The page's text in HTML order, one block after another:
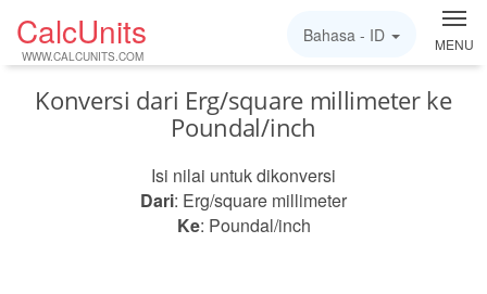
CalcUnits
WWW.CALCUNITS.COM
MENU
Bahasa - ID
Konversi dari Erg/square millimeter ke
Poundal/inch
Isi nilai untuk dikonversi
Dari: Erg/square millimeter
Ke: Poundal/inch